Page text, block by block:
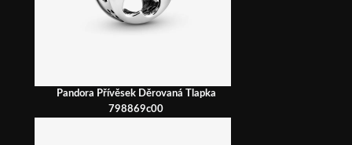
Pandora Přívěsek Děrovaná Tlapka
798869c00